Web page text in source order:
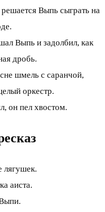
Выпь сыграть на
Выпь и задолбил, как
дробь.
шмель с саранчой,
оркестр.
он пел хвостом.
лягушек.
аиста.